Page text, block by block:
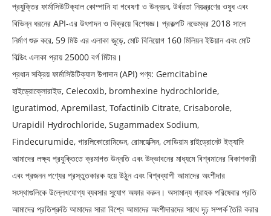
প্রযুক্তির ফার্মাসিউটিক্যাল কোম্পানি যা গবেষণা ও উন্নয়ন, উর্বরতা নিয়ন্ত্রণের ওষুধ এবং
বিভিন্ন ধরনের API-এর উৎপাদন ও বিক্রয়ে বিশেষজ্ঞ। প্রকল্পটি নভেম্বর 2018 সালে
নির্মাণ শুরু করে, 59 মিউ এর এলাকা জুড়ে, মোট বিনিয়োগ 160 মিলিয়ন ইউয়ান এবং মোট
বিল্ডিং এলাকা প্রায় 25000 বর্গ মিটার।
প্রধান সক্রিয় ফার্মাসিউটিক্যাল উপাদান (API) পণ্য: Gemcitabine
হাইড্রোক্লোরাইড, Celecoxib, bromhexine hydrochloride,
Iguratimod, Apremilast, Tofactinib Citrate, Crisaborole,
Urapidil Hydrochloride, Sugammadex Sodium,
Findecurumide, গারলিকোরোমিডেন, রোমহেক্সিন, সোডিয়াম রাইড্রোনেট ইত্যাদি
আমাদের লক্ষ্য প্রযুক্তিতে ক্রমাগত উন্নতি এবং উদ্ভাবনের মাধ্যমে বিশ্বমানের বিকাশকারী
এবং প্রজনন পণ্যের প্রস্তুতকারক হয়ে উঠুন এবং বিশ্বব্যাপী আমাদের অংশীদার
সংস্থাগুলিকে উল্লেখযোগ্য ব্যবসার সুযোগ অফার করুন। অসামান্য গ্রাহক পরিষেবার প্রতি
আমাদের প্রতিশ্রুতি আমাদের সারা বিশ্বে আমাদের অংশীদারদের সাথে দৃঢ় সম্পর্ক তৈরি করার